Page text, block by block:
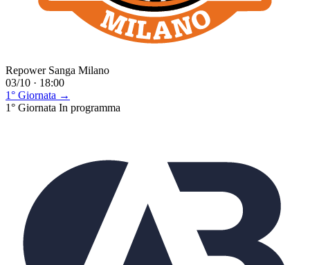
Repower Sanga Milano
03/10 · 18:00
1° Giornata →
1° Giornata In programma